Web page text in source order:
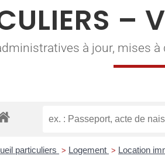
–
à jour, mises
particuliers > Logement > Location